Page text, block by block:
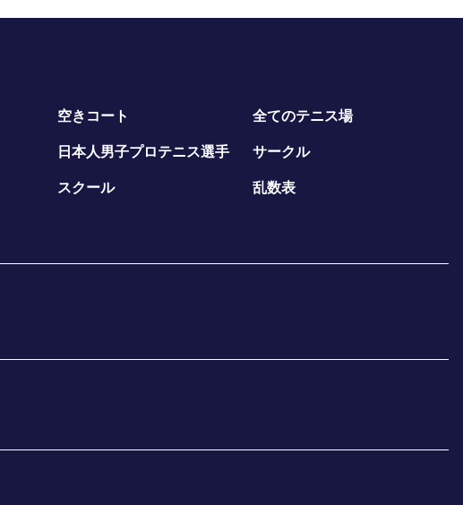
空きコート 全てのテニス場
日本人男子プロテニス選手 サークル
スクール 乱数表